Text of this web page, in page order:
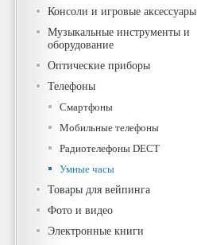
Консоли и игровые аксессуары
Музыкальные инструменты и
оборудование
Оптические приборы
Телефоны
Смартфоны
Мобильные телефоны
Радиотелефоны DECT
Умные часы
Товары для вейпинга
Фото и видео
Электронные книги